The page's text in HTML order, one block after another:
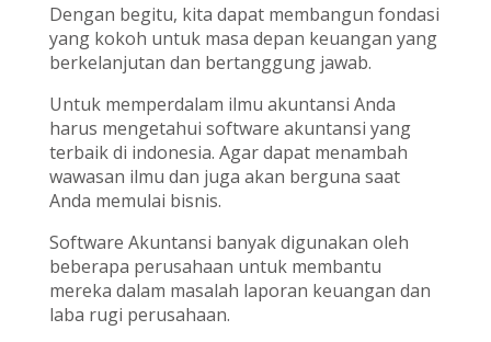
Dengan begitu, kita dapat membangun fondasi
yang kokoh untuk masa depan keuangan yang
berkelanjutan dan bertanggung jawab.
Untuk memperdalam ilmu akuntansi Anda
harus mengetahui software akuntansi yang
terbaik di indonesia. Agar dapat menambah
wawasan ilmu dan juga akan berguna saat
Anda memulai bisnis.
Software Akuntansi banyak digunakan oleh
beberapa perusahaan untuk membantu
mereka dalam masalah laporan keuangan dan
laba rugi perusahaan.